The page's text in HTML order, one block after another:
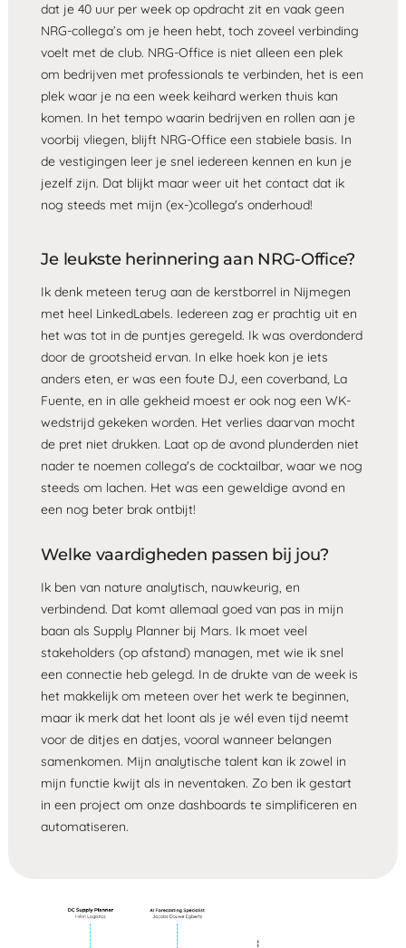
dat je 40 uur per week op opdracht zit en vaak geen
NRG-collega’s om je heen hebt, toch zoveel verbinding
voelt met de club. NRG-Office is niet alleen een plek
om bedrijven met professionals te verbinden, het is een
plek waar je na een week keihard werken thuis kan
komen. In het tempo waarin bedrijven en rollen aan je
voorbij vliegen, blijft NRG-Office een stabiele basis. In
de vestigingen leer je snel iedereen kennen en kun je
jezelf zijn. Dat blijkt maar weer uit het contact dat ik
nog steeds met mijn (ex-)collega's onderhoud!
Je leukste herinnering aan NRG-Office?
Ik denk meteen terug aan de kerstborrel in Nijmegen
met heel LinkedLabels. Iedereen zag er prachtig uit en
het was tot in de puntjes geregeld. Ik was overdonderd
door de grootsheid ervan. In elke hoek kon je iets
anders eten, er was een foute DJ, een coverband, La
Fuente, en in alle gekheid moest er ook nog een WK-
wedstrijd gekeken worden. Het verlies daarvan mocht
de pret niet drukken. Laat op de avond plunderden niet
nader te noemen collega's de cocktailbar, waar we nog
steeds om lachen. Het was een geweldige avond en
een nog beter brak ontbijt!
Welke vaardigheden passen bij jou?
Ik ben van nature analytisch, nauwkeurig, en
verbindend. Dat komt allemaal goed van pas in mijn
baan als Supply Planner bij Mars. Ik moet veel
stakeholders (op afstand) managen, met wie ik snel
een connectie heb gelegd. In de drukte van de week is
het makkelijk om meteen over het werk te beginnen,
maar ik merk dat het loont als je wél even tijd neemt
voor de ditjes en datjes, vooral wanneer belangen
samenkomen. Mijn analytische talent kan ik zowel in
mijn functie kwijt als in neventaken. Zo ben ik gestart
in een project om onze dashboards te simplificeren en
automatiseren.